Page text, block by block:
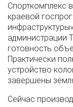
Спорткомплекс
краевой
администрации
готовность
Практически
устройство
завершены
Сейчас